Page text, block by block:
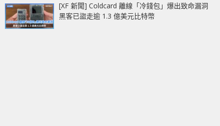
[XF 新聞] Coldcard 離線「冷錢包」爆出致命漏洞
黑客已盜走逾 1.3 億美元比特幣